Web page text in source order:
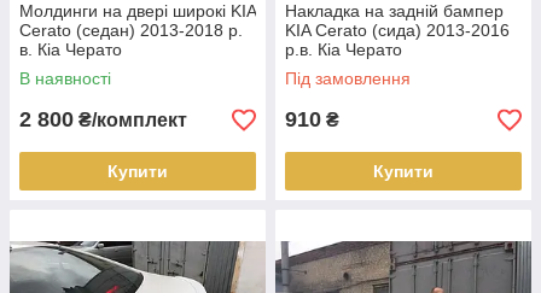
Молдинги на двері широкі KIA
Cerato (седан) 2013-2018 р.
в. Кіа Черато
В наявності
2 800 ₴/комплект
Купити
Накладка на задній бампер
KIA Cerato (сида) 2013-2016
р.в. Кіа Черато
Під замовлення
910 ₴
Купити